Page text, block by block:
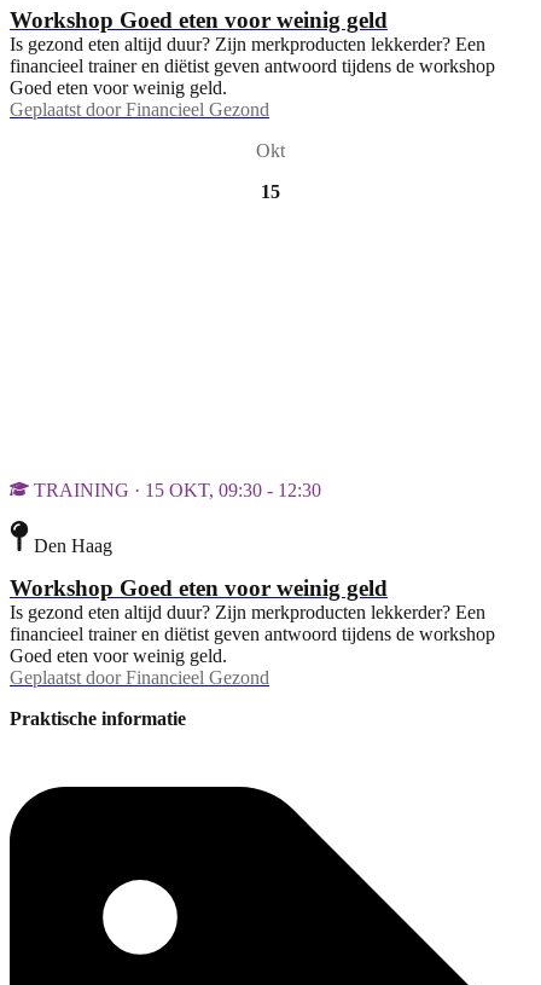
Workshop Goed eten voor weinig geld
Is gezond eten altijd duur? Zijn merkproducten lekkerder? Een
financieel trainer en diëtist geven antwoord tijdens de workshop
Goed eten voor weinig geld.
Geplaatst door Financieel Gezond
Okt
15
TRAINING · 15 OKT, 09:30 - 12:30
Den Haag
Workshop Goed eten voor weinig geld
Is gezond eten altijd duur? Zijn merkproducten lekkerder? Een
financieel trainer en diëtist geven antwoord tijdens de workshop
Goed eten voor weinig geld.
Geplaatst door Financieel Gezond
Praktische informatie